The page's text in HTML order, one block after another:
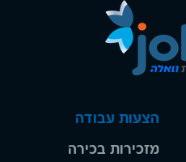
הצעות עבודה
מזכירות בכירה